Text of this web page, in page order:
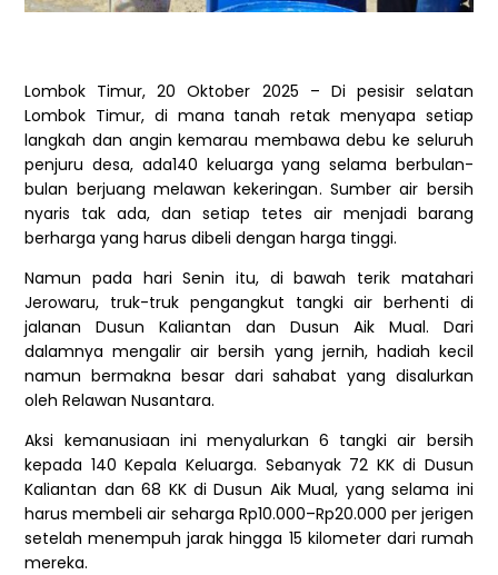
Lombok Timur, 20 Oktober 2025 – Di pesisir selatan
Lombok Timur, di mana tanah retak menyapa setiap
langkah dan angin kemarau membawa debu ke seluruh
penjuru desa, ada140 keluarga yang selama berbulan-
bulan berjuang melawan kekeringan. Sumber air bersih
nyaris tak ada, dan setiap tetes air menjadi barang
berharga yang harus dibeli dengan harga tinggi.
Namun pada hari Senin itu, di bawah terik matahari
Jerowaru, truk-truk pengangkut tangki air berhenti di
jalanan Dusun Kaliantan dan Dusun Aik Mual. Dari
dalamnya mengalir air bersih yang jernih, hadiah kecil
namun bermakna besar dari sahabat yang disalurkan
oleh Relawan Nusantara.
Aksi kemanusiaan ini menyalurkan 6 tangki air bersih
kepada 140 Kepala Keluarga. Sebanyak 72 KK di Dusun
Kaliantan dan 68 KK di Dusun Aik Mual, yang selama ini
harus membeli air seharga Rp10.000–Rp20.000 per jerigen
setelah menempuh jarak hingga 15 kilometer dari rumah
mereka.